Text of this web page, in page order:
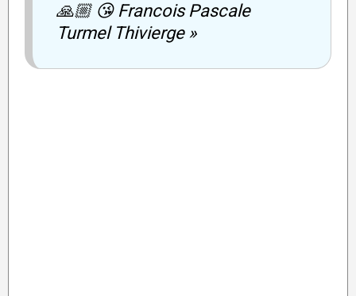
🙏🏼 😘 Francois Pascale
Turmel Thivierge »